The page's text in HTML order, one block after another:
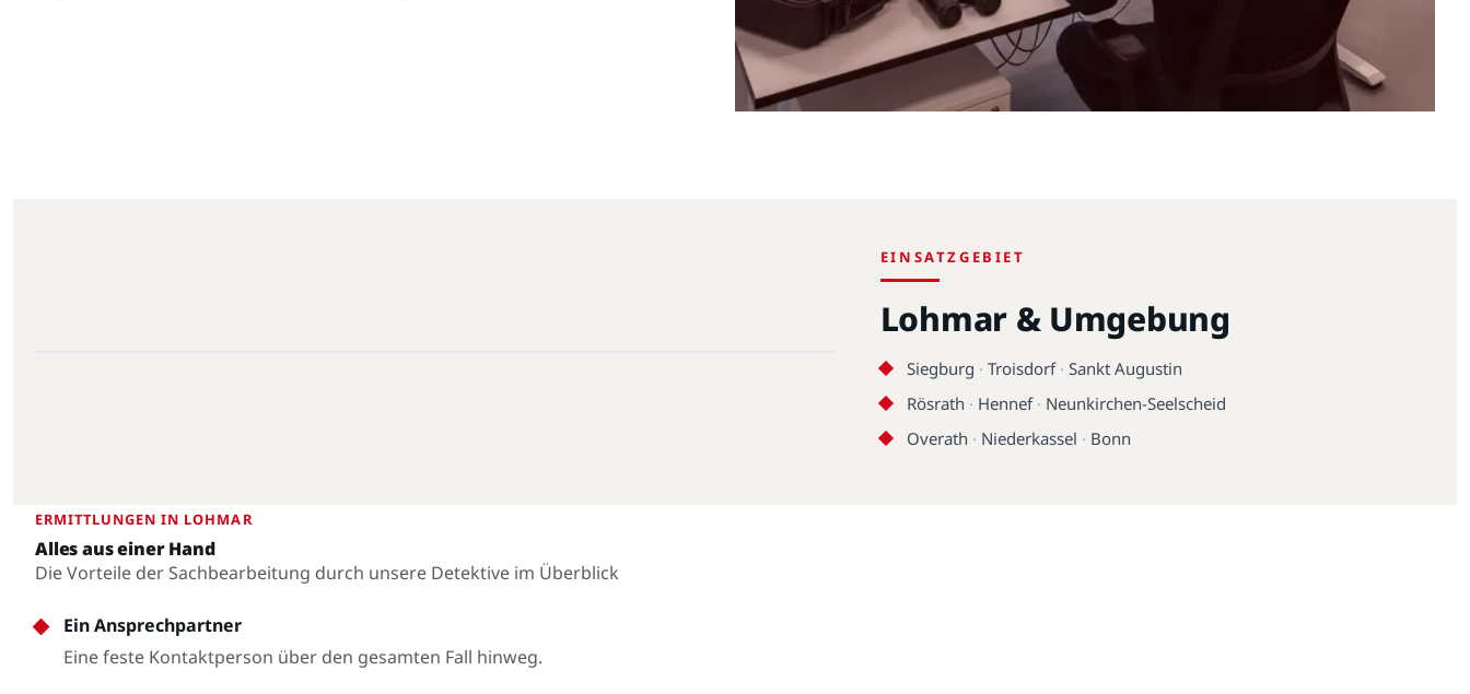
EINSATZGEBIET
Lohmar & Umgebung
Siegburg · Troisdorf· Sankt Augustin
Rösrath · Hennef· Neunkirchen-Seelscheid
Overath · Niederkassel · Bonn
ERMITTLUNGEN IN LOHMAR
Alles aus einer Hand
Die Vorteile der Sachbearbeitung durch unsere Detektive im Überblick
Ein Ansprechpartner
Eine feste Kontaktperson über den gesamten Fall hinweg.